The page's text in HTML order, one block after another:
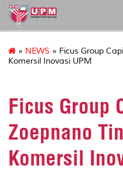
127
» NEWS » Ficus Group
Komersil Inovasi UPM
Ficus Group
Zoepnano
Komersil